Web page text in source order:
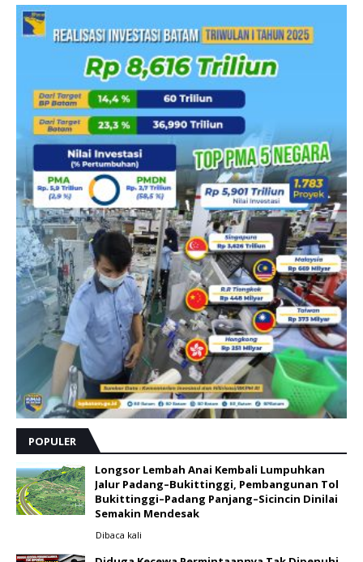
POPULER
Longsor Lembah Anai Kembali Lumpuhkan
Jalur Padang–Bukittinggi, Pembangunan Tol
Bukittinggi–Padang Panjang–Sicincin Dinilai
Semakin Mendesak
Dibaca kali